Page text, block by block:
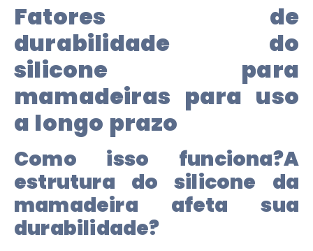
Fatores de
durabilidade do
silicone para
mamadeiras para uso
a longo prazo
Como isso funciona?A
estrutura do silicone da
mamadeira afeta sua
durabilidade?